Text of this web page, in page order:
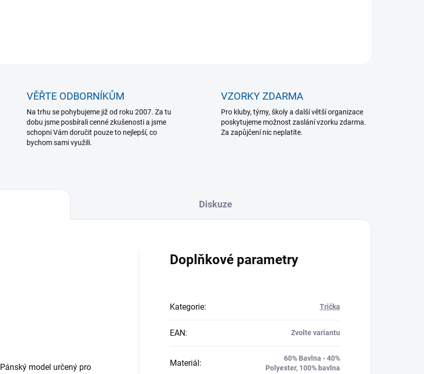
VĚŘTE ODBORNÍKŮM
Na trhu se pohybujeme již od roku 2007. Za tu
dobu jsme posbírali cenné zkušenosti a jsme
schopni Vám doručit pouze to nejlepší, co
bychom sami využili.
VZORKY ZDARMA
Pro kluby, týmy, školy a další větší organizace
poskytujeme možnost zaslání vzorku zdarma.
Za zapůjčení nic neplatíte.
Diskuze
Pánský model určený pro
Doplňkové parametry
Kategorie: Trička
EAN: Zvolte variantu
Materiál:
60% Bavlna - 40%
Polyester, 100% bavlna